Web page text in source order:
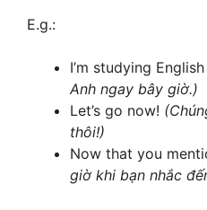
E.g.:
I’m studying
Anh ngay bây giờ.)
Let’s go now!
thôi!)
Now that you
giờ khi bạn nhắc